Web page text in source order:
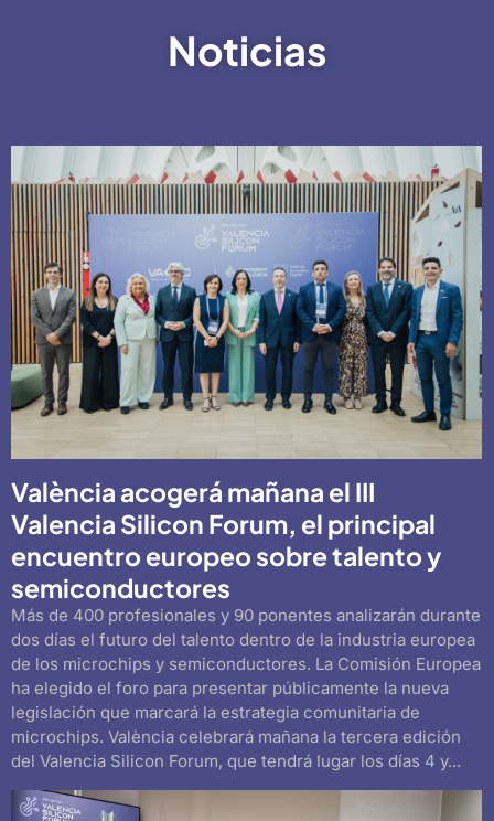
Noticias
València acogerá mañana el III
Valencia Silicon Forum, el principal
encuentro europeo sobre talento y
semiconductores
Más de 400 profesionales y 90 ponentes analizarán durante
dos días el futuro del talento dentro de la industria europea
de los microchips y semiconductores. La Comisión Europea
ha elegido el foro para presentar públicamente la nueva
legislación que marcará la estrategia comunitaria de
microchips. València celebrará mañana la tercera edición
del Valencia Silicon Forum, que tendrá lugar los días 4 y...